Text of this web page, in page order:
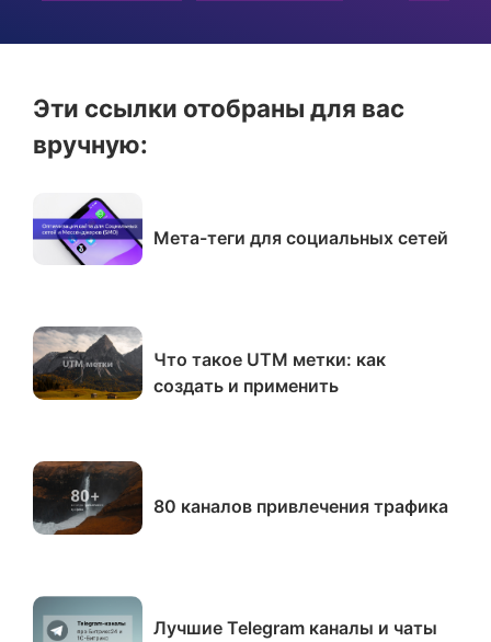
Эти ссылки отобраны для вас
вручную:
Мета-теги для социальных сетей
Что такое UTM метки: как
создать и применить
80 каналов привлечения трафика
Лучшие Telegram каналы и чаты